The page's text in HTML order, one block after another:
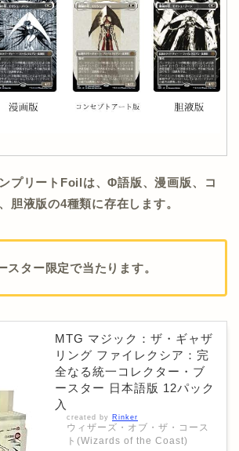
プリートFoilは、Φ語版、漫画版、コ
胆液版の4種類に存在します。
スター限定で当たります。
MTG マジック：ザ・ギャザ
リング ファイレクシア：完
全なる統一コレクター・ブ
ースター 日本語版 12パック
入
created by Rinker
ウィザーズ・オブ・ザ・コース
ト(Wizards of the Coast)